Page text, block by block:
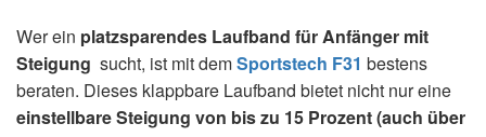
Wer ein platzsparendes Laufband für Anfänger mit
Steigung sucht, ist mit demSportstech F31 bestens
beraten. Dieses klappbare Laufband bietet nicht nur eine
einstellbare Steigung von bis zu 15 Prozent (auch über